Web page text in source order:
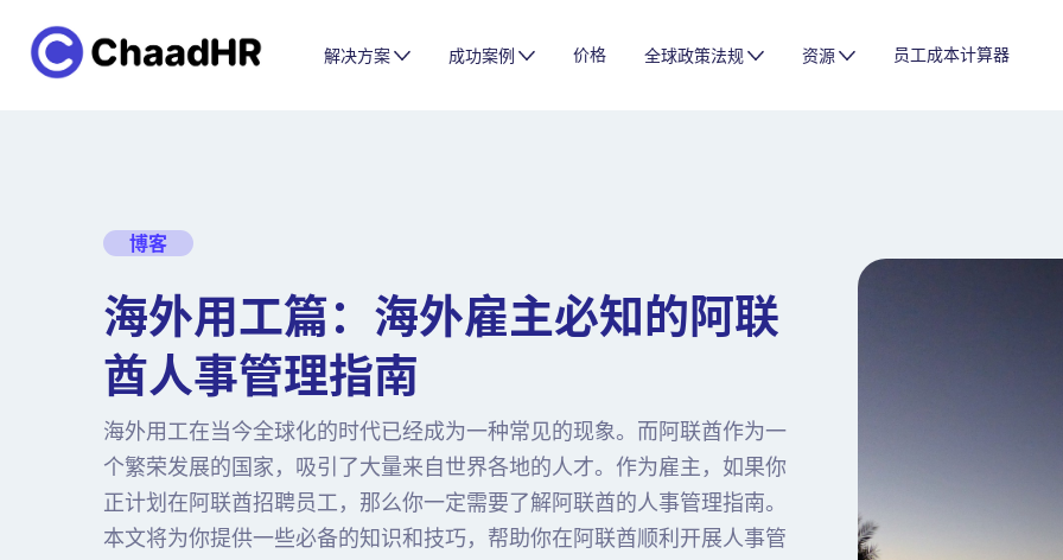
解决方案 成功案例 价格 全球政策法规 资源 员工成本计算器
博客
海外用工篇：海外雇主必知的阿联
酋人事管理指南
海外用工在当今全球化的时代已经成为一种常见的现象。而阿联酋作为一
个繁荣发展的国家，吸引了大量来自世界各地的人才。作为雇主，如果你
正计划在阿联酋招聘员工，那么你一定需要了解阿联酋的人事管理指南。
本文将为你提供一些必备的知识和技巧，帮助你在阿联酋顺利开展人事管